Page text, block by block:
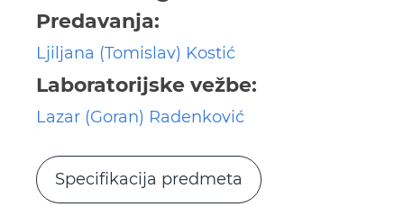
Predavanja:
Ljiljana (Tomislav) Kostić
Laboratorijske vežbe:
Lazar (Goran) Radenković
Specifikacija predmeta